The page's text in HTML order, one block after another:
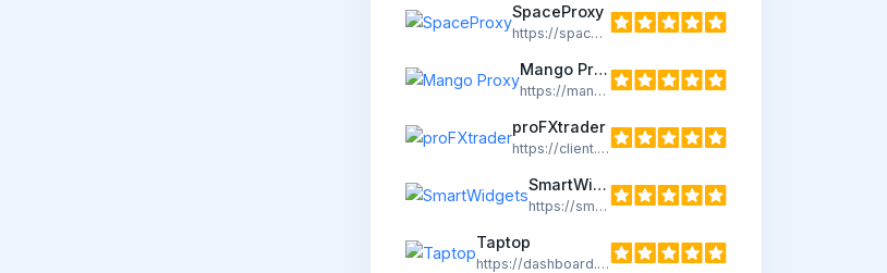
SpaceProxy
https://spaceproxy.net/
Mango Proxy
https://mangoproxy.com/
proFXtrader
https://client.profxportal.com/
SmartWidgets
https://smartwidgets.ru/
Taptop
https://dashboard.taptop.pro/